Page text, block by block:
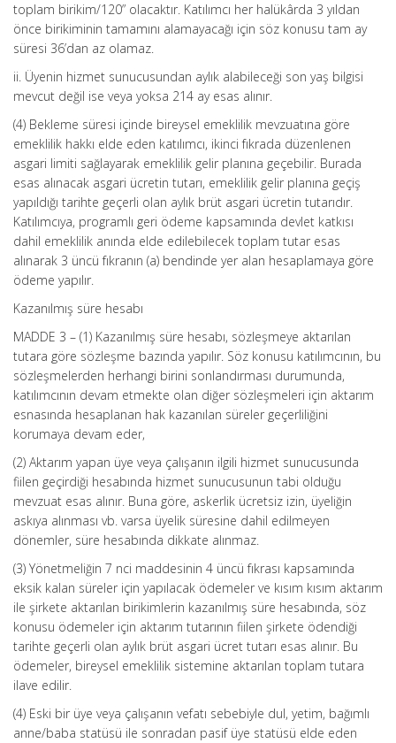
toplam birikim/120” olacaktır. Katılımcı her halükârda 3 yıldan
önce birikiminin tamamını alamayacağı için söz konusu tam ay
süresi 36’dan az olamaz.
ii. Üyenin hizmet sunucusundan aylık alabileceği son yaş bilgisi
mevcut değil ise veya yoksa 214 ay esas alınır.
(4) Bekleme süresi içinde bireysel emeklilik mevzuatına göre
emeklilik hakkı elde eden katılımcı, ikinci fıkrada düzenlenen
asgari limiti sağlayarak emeklilik gelir planına geçebilir. Burada
esas alınacak asgari ücretin tutarı, emeklilik gelir planına geçiş
yapıldığı tarihte geçerli olan aylık brüt asgari ücretin tutarıdır.
Katılımcıya, programlı geri ödeme kapsamında devlet katkısı
dahil emeklilik anında elde edilebilecek toplam tutar esas
alınarak 3 üncü fıkranın (a) bendinde yer alan hesaplamaya göre
ödeme yapılır.
Kazanılmış süre hesabı
MADDE 3 – (1) Kazanılmış süre hesabı, sözleşmeye aktarılan
tutara göre sözleşme bazında yapılır. Söz konusu katılımcının, bu
sözleşmelerden herhangi birini sonlandırması durumunda,
katılımcının devam etmekte olan diğer sözleşmeleri için aktarım
esnasında hesaplanan hak kazanılan süreler geçerliliğini
korumaya devam eder,
(2) Aktarım yapan üye veya çalışanın ilgili hizmet sunucusunda
fiilen geçirdiği hesabında hizmet sunucusunun tabi olduğu
mevzuat esas alınır. Buna göre, askerlik ücretsiz izin, üyeliğin
askıya alınması vb. varsa üyelik süresine dahil edilmeyen
dönemler, süre hesabında dikkate alınmaz.
(3) Yönetmeliğin 7 nci maddesinin 4 üncü fıkrası kapsamında
eksik kalan süreler için yapılacak ödemeler ve kısım kısım aktarım
ile şirkete aktarılan birikimlerin kazanılmış süre hesabında, söz
konusu ödemeler için aktarım tutarının fiilen şirkete ödendiği
tarihte geçerli olan aylık brüt asgari ücret tutarı esas alınır. Bu
ödemeler, bireysel emeklilik sistemine aktarılan toplam tutara
ilave edilir.
(4) Eski bir üye veya çalışanın vefatı sebebiyle dul, yetim, bağımlı
anne/baba statüsü ile sonradan pasif üye statüsü elde eden